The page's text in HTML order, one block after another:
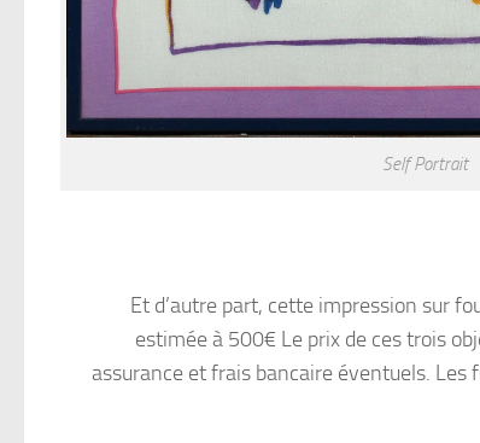
Self Portrait
Et d’autre part, cette impression sur
estimée à 500€ Le prix de ces trois
assurance et frais bancaire éventuels. Les